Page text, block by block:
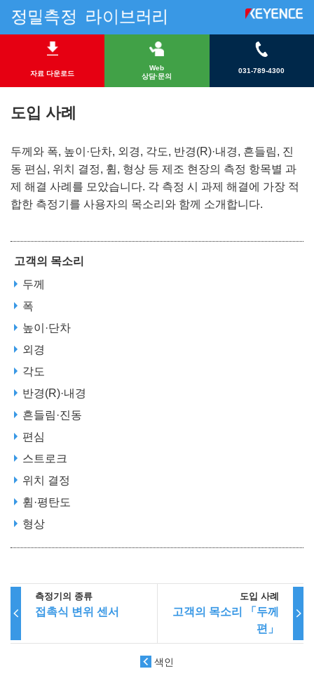
자료 다운로드
Web
상담·문의
031-789-4300
도입 사례
두께와 폭, 높이·단차, 외경, 각도, 반경(R)·내경, 흔들림, 진
동 편심, 위치 결정, 휨, 형상 등 제조 현장의 측정 항목별 과
제 해결 사례를 모았습니다. 각 측정 시 과제 해결에 가장 적
합한 측정기를 사용자의 목소리와 함께 소개합니다.
고객의 목소리
두께
폭
높이·단차
외경
각도
반경(R)·내경
흔들림·진동
편심
스트로크
위치 결정
휨·평탄도
형상
측정기의 종류
접촉식 변위 센서
도입 사례
고객의 목소리 「두께
편」
색인